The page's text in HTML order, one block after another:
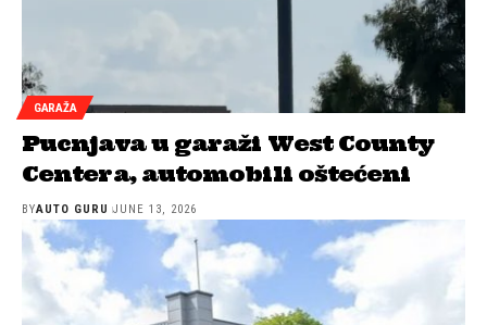
GARAŽA
Pucnjava u garaži West County
Centera, automobili oštećeni
BYAUTO GURU JUNE 13, 2026